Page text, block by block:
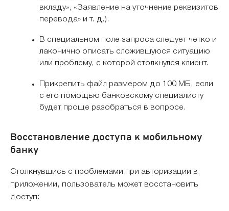
вкладу», «Заявление на уточнение реквизитов
перевода» и т. д.).
В специальном поле запроса следует четко и
лаконично описать сложившуюся ситуацию
или проблему, с которой столкнулся клиент.
Прикрепить файл размером до 100 МБ, если
с его помощью банковскому специалисту
будет проще разобраться в вопросе.
Восстановление доступа к мобильному
банку
Столкнувшись с проблемами при авторизации в
приложении, пользователь может восстановить
доступ: